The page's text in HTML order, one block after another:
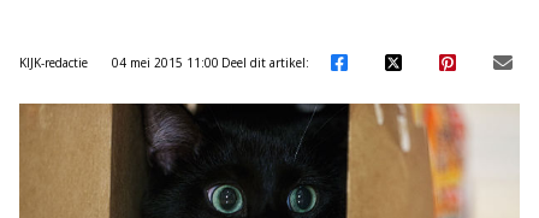
KIJK-redactie 04 mei 2015 11:00 Deel dit artikel: